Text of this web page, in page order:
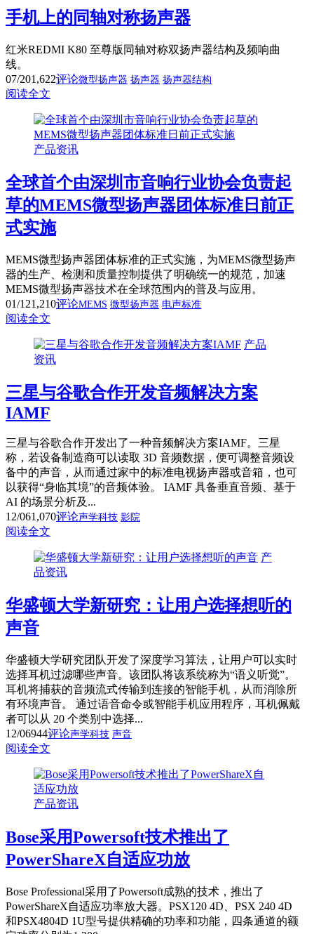
手机上的同轴对称扬声器
红米REDMI K80 至尊版同轴对称双扬声器结构及频响曲
线。
07/201,622评论微型扬声器 扬声器 扬声器结构
阅读全文
产品资讯
全球首个由深圳市音响行业协会负责起
草的MEMS微型扬声器团体标准日前正
式实施
MEMS微型扬声器团体标准的正式实施，为MEMS微型扬声
器的生产、检测和质量控制提供了明确统一的规范，加速
MEMS微型扬声器技术在全球范围内的普及与应用。
01/121,210评论MEMS 微型扬声器 电声标准
阅读全文
产品
资讯
三星与谷歌合作开发音频解决方案
IAMF
三星与谷歌合作开发出了一种音频解决方案IAMF。三星
称，若设备制造商可以读取 3D 音频数据，便可调整音频设
备中的声音，从而通过家中的标准电视扬声器或音箱，也可
以获得“身临其境”的音频体验。 IAMF 具备垂直音频、基于
AI 的场景分析及...
12/061,070评论声学科技 影院
阅读全文
产
品资讯
华盛顿大学新研究：让用户选择想听的
声音
华盛顿大学研究团队开发了深度学习算法，让用户可以实时
选择耳机过滤哪些声音。该团队将该系统称为“语义听觉”。
耳机将捕获的音频流式传输到连接的智能手机，从而消除所
有环境声音。 通过语音命令或智能手机应用程序，耳机佩戴
者可以从 20 个类别中选择...
12/06944评论声学科技 声音
阅读全文
产品资讯
Bose采用Powersoft技术推出了
PowerShareX自适应功放
Bose Professional采用了Powersoft成熟的技术，推出了
PowerShareX自适应功率放大器。PSX120 4D、PSX 240 4D
和PSX4804D 1U型号提供精确的功率和功能，四条通道的额